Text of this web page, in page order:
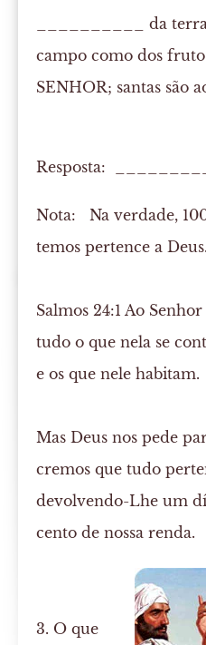
__________ da
campo como dos
SENHOR; santas são
Resposta:
Nota: Na verdade,
temos pertence a Deus.
Salmos 24:1 Ao
tudo o que nela se
e os que nele habitam.
Mas Deus nos pede
cremos que tudo
devolvendo-Lhe um
cento de nossa renda.
3. O que